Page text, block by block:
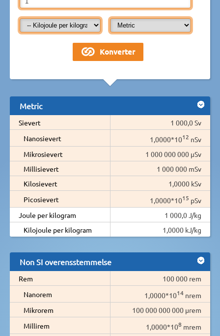
Metric
Sievert
1 000,0 Sv
Nanosievert
1,0000*1012 nSv
Mikrosievert
1 000 000 000 µSv
Millisievert
1 000 000 mSv
Kilosievert
1,0000 kSv
Picosievert
1,0000*1015 pSv
Joule per kilogram
1 000,0 J/kg
Kilojoule per kilogram
1,0000 kJ/kg
Non SI overensstemmelse
Rem
100 000 rem
Nanorem
1,0000*1014 nrem
Mikrorem
100 000 000 000 µrem
Millirem
1,0000*108 mrem